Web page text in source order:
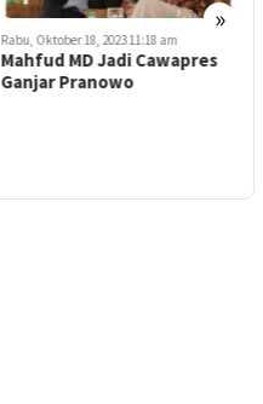
»
Rabu, Oktober 18, 2023 11:18 am
Mahfud MD Jadi Cawapres
Ganjar Pranowo